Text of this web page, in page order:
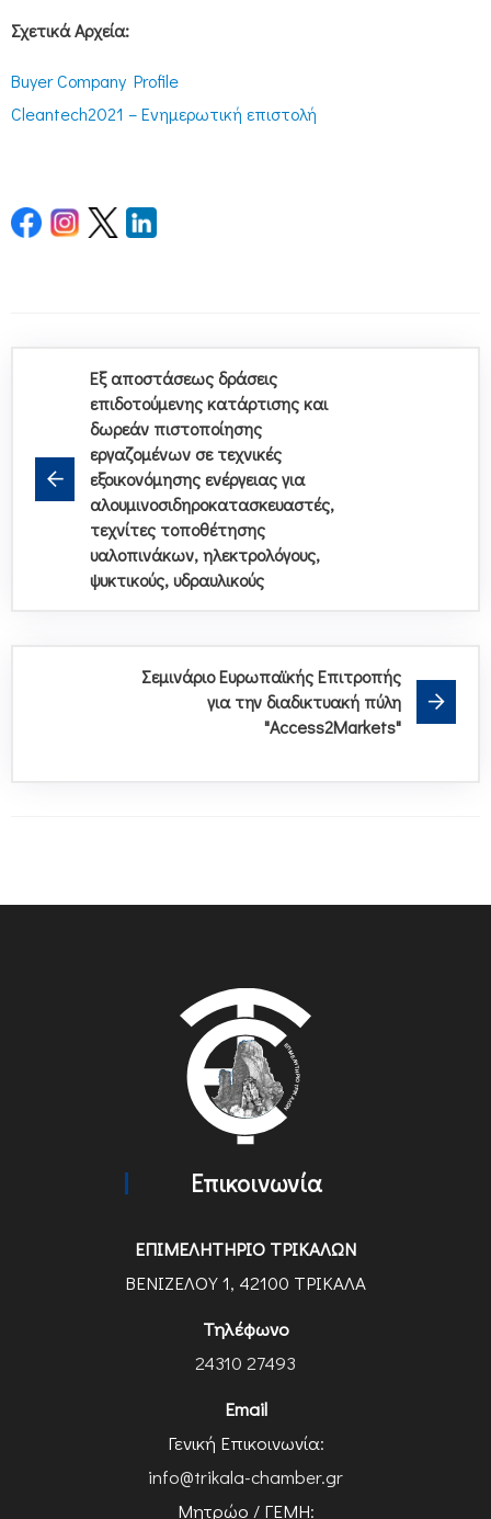
Σχετικά Αρχεία:
Buyer Company Profile
Cleantech2021 – Ενημερωτική επιστολή
Εξ αποστάσεως δράσεις
επιδοτούμενης κατάρτισης και
δωρεάν πιστοποίησης
εργαζομένων σε τεχνικές
εξοικονόμησης ενέργειας για
αλουμινοσιδηροκατασκευαστές,
τεχνίτες τοποθέτησης
υαλοπινάκων, ηλεκτρολόγους,
ψυκτικούς, υδραυλικούς
Σεμινάριo Ευρωπαϊκής Επιτροπής
για την διαδικτυακή πύλη
"Access2Markets"
Επικοινωνία
ΕΠΙΜΕΛΗΤΗΡΙΟ ΤΡΙΚΑΛΩΝ
ΒΕΝΙΖΕΛΟΥ 1, 42100 ΤΡΙΚΑΛΑ
Τηλέφωνο
24310 27493
Email
Γενική Επικοινωνία:
info@trikala-chamber.gr
Μητρώο / ΓΕΜΗ: